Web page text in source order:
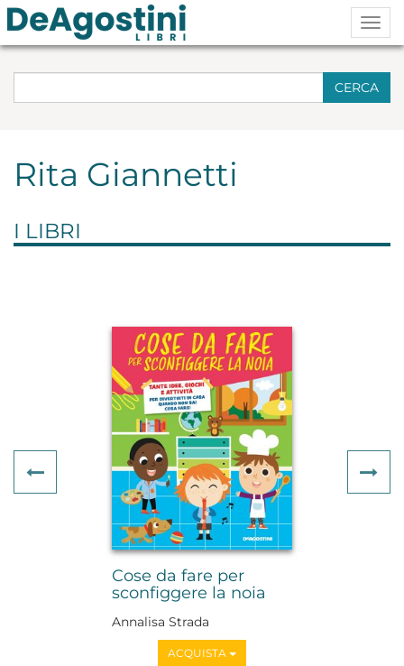
CERCA
Rita Giannetti
I LIBRI
Cose da fare per
sconfiggere la noia
Annalisa Strada
ACQUISTA
Previous